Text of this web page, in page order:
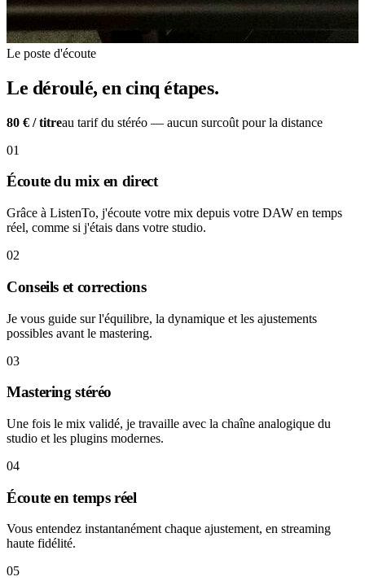
Le poste d'écoute
Le déroulé, en cinq étapes.
80 € / titreau tarif du stéréo — aucun surcoût pour la distance
01
Écoute du mix en direct
Grâce à ListenTo, j'écoute votre mix depuis votre DAW en temps
réel, comme si j'étais dans votre studio.
02
Conseils et corrections
Je vous guide sur l'équilibre, la dynamique et les ajustements
possibles avant le mastering.
03
Mastering stéréo
Une fois le mix validé, je travaille avec la chaîne analogique du
studio et les plugins modernes.
04
Écoute en temps réel
Vous entendez instantanément chaque ajustement, en streaming
haute fidélité.
05